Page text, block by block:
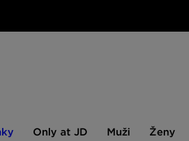
Only at JD Muži Ženy